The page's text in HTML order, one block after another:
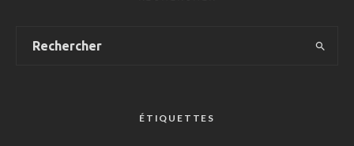
ÉTIQUETTES